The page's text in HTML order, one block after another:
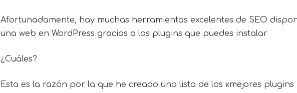
Afortunadamente, hay muchas herramientas excelentes de SEO
una web en WordPress gracias a los plugins que puedes instalar
¿Cuáles?
Esta es la razón por la que he creado una lista de los «mejores plugins